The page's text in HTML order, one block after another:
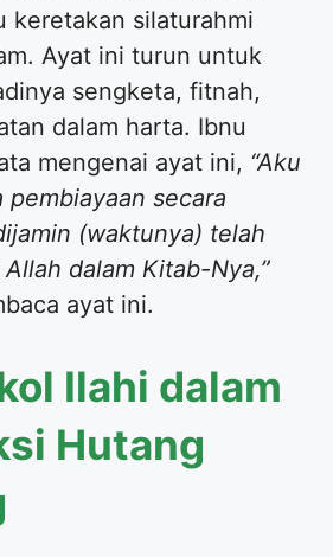
keretakan silaturahmi
Ayat ini turun untuk
sengketa, fitnah,
dalam harta. Ibnu
mengenai ayat ini, “Aku
pembiayaan secara
(waktunya) telah
dalam Kitab-Nya,”
ayat ini.
Ilahi dalam
Hutang